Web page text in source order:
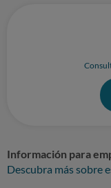
Información para
Descubra más sobre